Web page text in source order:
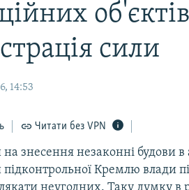
сили
14:53
Читати без VPN
знесення незаконні будови
Кремлю влади